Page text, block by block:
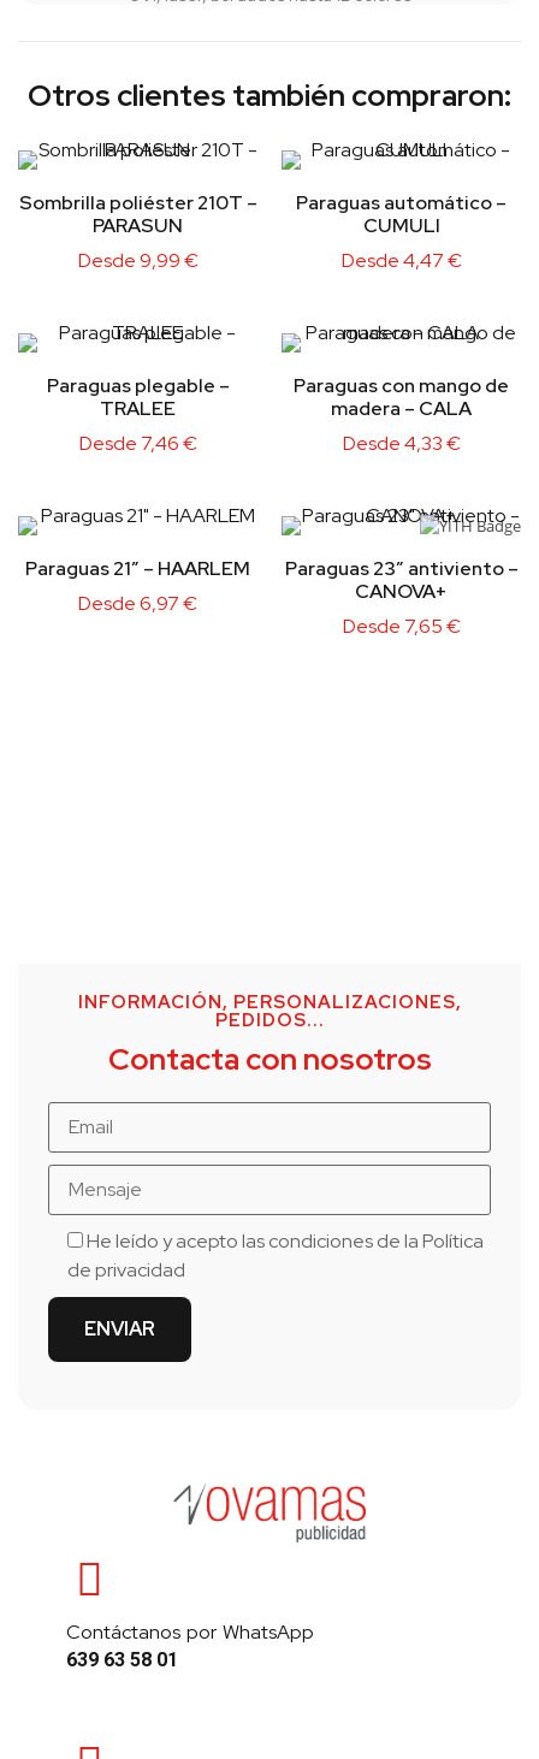
Otros clientes también compraron:
Sombrilla poliéster 210T –
PARASUN
Desde9,99€
Paraguas automático –
CUMULI
Desde4,47€
Paraguas plegable –
TRALEE
Desde 7,46€
Paraguas con mango de
madera – CALA
Desde4,33€
Paraguas 21″ – HAARLEM
Desde6,97€
Paraguas 23″ antiviento –
CANOVA+
Desde 7,65€
INFORMACIÓN, PERSONALIZACIONES,
PEDIDOS...
Contacta con nosotros
He leído y acepto las condiciones de laPolítica
de privacidad
Contáctanos por WhatsApp
639 63 58 01